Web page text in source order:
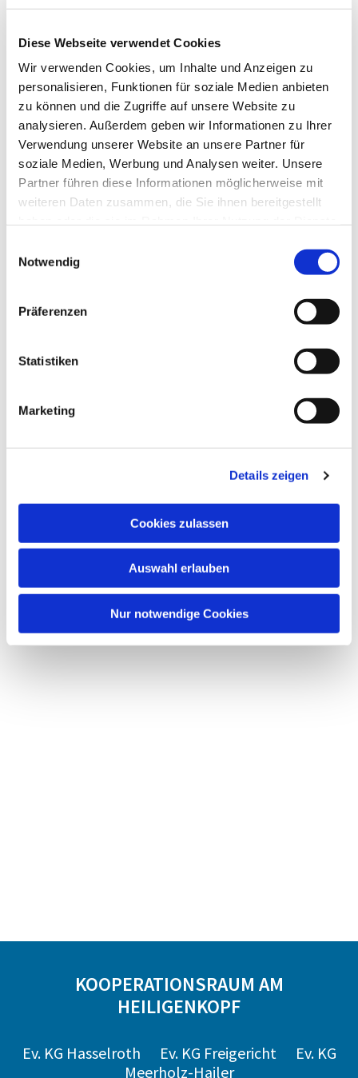
Diese Webseite verwendet Cookies
Wir verwenden Cookies, um Inhalte und Anzeigen zu
personalisieren, Funktionen für soziale Medien anbieten
zu können und die Zugriffe auf unsere Website zu
analysieren. Außerdem geben wir Informationen zu Ihrer
Verwendung unserer Website an unsere Partner für
soziale Medien, Werbung und Analysen weiter. Unsere
Partner führen diese Informationen möglicherweise mit
weiteren Daten zusammen, die Sie ihnen bereitgestellt
Notwendig
Präferenzen
Statistiken
Marketing
Details zeigen
Cookies zulassen
Auswahl erlauben
Nur notwendige Cookies
unsere
Jugendherberg
e Erbach im
Odenwald! Vom
6. bis 10.
Oktober 2025
erleben wir
gemeinsam
spannende Tage voller Spiel, Action, Ausflüge und
neue Freundschaften und coole Aktivitäten.
Jugendherberge mit guter Verpflegung und viel
Platz für Abenteuer. Mehr Infos und Anmeldung
sein lohnt sich!
Dies könnte Sie auch
interessieren
KOOPERATIONSRAUM AM
HEILIGENKOPF
Ev. KG Hasselroth Ev. KG Freigericht
Ev. KG
Meerholz-Hailer